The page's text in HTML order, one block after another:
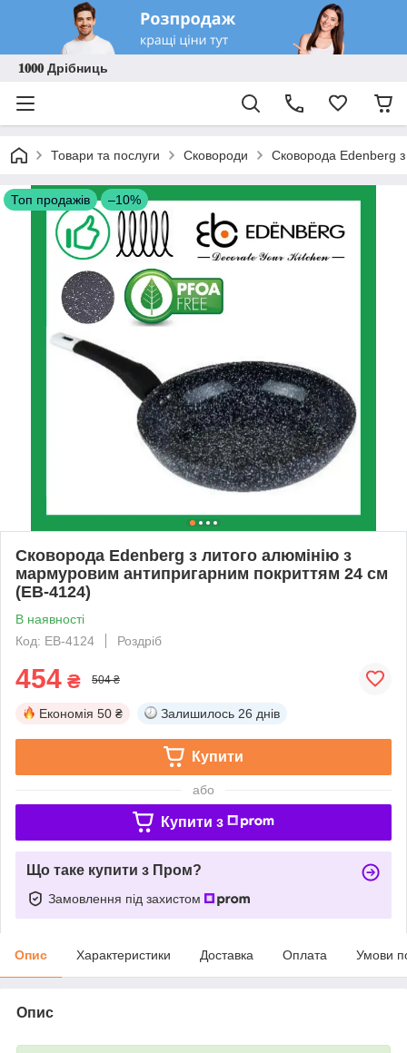
𝟏𝟎𝟎𝟎 Дрібниць
Товари та послуги Сковороди Сковорода Edenberg
Топ продажів –10%
Сковорода Edenberg з литого алюмінію з
мармуровим антипригарним покриттям 24 см
(EB-4124)
В наявності
Код: EB-4124
Роздріб
454 ₴ 504 ₴
Економія 50 ₴ Залишилось 26 днів
Купити
або
Купити з
Що таке купити з Пром?
Замовлення під захистом
Опис Характеристики Доставка Оплата Умови
Опис